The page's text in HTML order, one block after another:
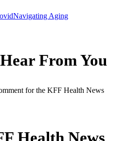
Navigating Aging
From You
for the KFF Health News
Health News